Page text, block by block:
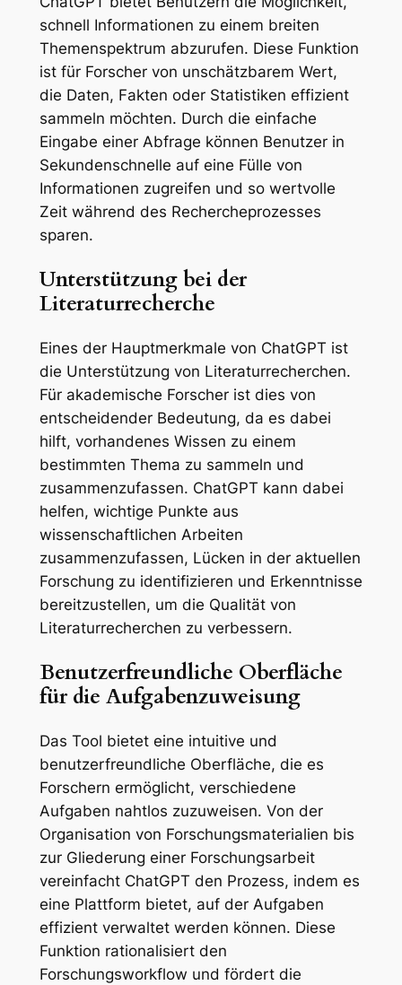
schnell Informationen zu einem breiten
Themenspektrum abzurufen. Diese Funktion
ist für Forscher von unschätzbarem Wert,
die Daten, Fakten oder Statistiken effizient
sammeln möchten. Durch die einfache
Eingabe einer Abfrage können Benutzer in
Sekundenschnelle auf eine Fülle von
Informationen zugreifen und so wertvolle
Zeit während des Rechercheprozesses
sparen.
Unterstützung bei der
Literaturrecherche
Eines der Hauptmerkmale von ChatGPT ist
die Unterstützung von Literaturrecherchen.
Für akademische Forscher ist dies von
entscheidender Bedeutung, da es dabei
hilft, vorhandenes Wissen zu einem
bestimmten Thema zu sammeln und
zusammenzufassen. ChatGPT kann dabei
helfen, wichtige Punkte aus
wissenschaftlichen Arbeiten
zusammenzufassen, Lücken in der aktuellen
Forschung zu identifizieren und Erkenntnisse
bereitzustellen, um die Qualität von
Literaturrecherchen zu verbessern.
Benutzerfreundliche Oberfläche
für die Aufgabenzuweisung
Das Tool bietet eine intuitive und
benutzerfreundliche Oberfläche, die es
Forschern ermöglicht, verschiedene
Aufgaben nahtlos zuzuweisen. Von der
Organisation von Forschungsmaterialien bis
zur Gliederung einer Forschungsarbeit
vereinfacht ChatGPT den Prozess, indem es
eine Plattform bietet, auf der Aufgaben
effizient verwaltet werden können. Diese
Funktion rationalisiert den
Forschungsworkflow und fördert die